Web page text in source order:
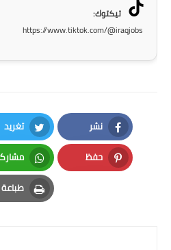
تيكتوك:
https://www.tiktok.com/@iraqjobs
نشر
Facebook
تغريد
Twitter
حفظ
Pinterest
طباعة
Print